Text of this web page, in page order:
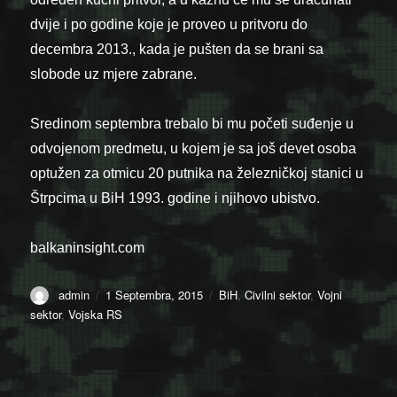
dvije i po godine koje je proveo u pritvoru do
decembra 2013., kada je pušten da se brani sa
slobode uz mjere zabrane.
Sredinom septembra trebalo bi mu početi suđenje u
odvojenom predmetu, u kojem je sa još devet osoba
optužen za otmicu 20 putnika na železničkoj stanici u
Štrpcima u BiH 1993. godine i njihovo ubistvo.
balkaninsight.com
Author
admin
Posted
on
1 Septembra, 2015 Categories
BiH,Civilni sektor,Vojni
sektor,Vojska RS